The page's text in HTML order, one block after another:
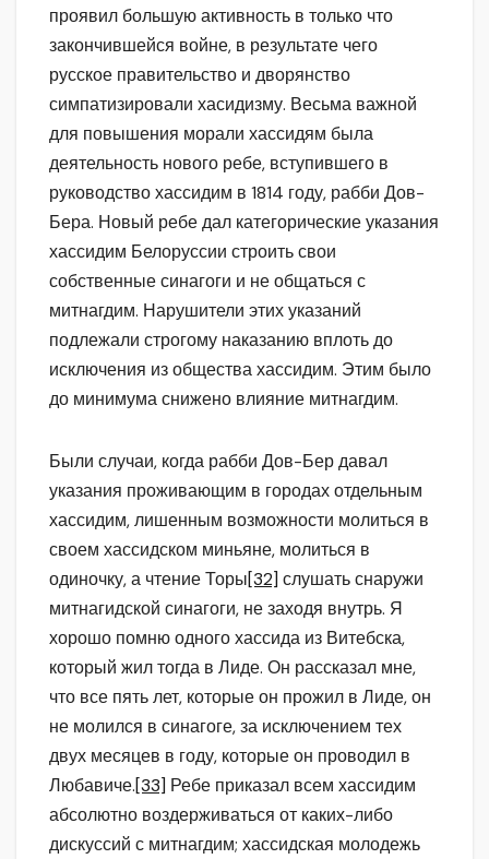
проявил большую активность в только что
закончившейся войне, в результате чего
русское правительство и дворянство
симпатизировали хасидизму. Весьма важной
для повышения морали хассидям была
деятельность нового ребе, вступившего в
руководство хассидим в 1814 году, рабби Дов-
Бера. Новый ребе дал категорические указания
хассидим Белоруссии строить свои
собственные синагоги и не общаться с
митнагдим. Нарушители этих указаний
подлежали строгому наказанию вплоть до
исключения из общества хассидим. Этим было
до минимума снижено влияние митнагдим.
Были случаи, когда рабби Дов-Бер давал
указания проживающим в городах отдельным
хассидим, лишенным возможности молиться в
своем хассидском миньяне, молиться в
одиночку, а чтение Торы[32] слушать снаружи
митнагидской синагоги, не заходя внутрь. Я
хорошо помню одного хассида из Витебска,
который жил тогда в Лиде. Он рассказал мне,
что все пять лет, которые он прожил в Лиде, он
не молился в синагоге, за исключением тех
двух месяцев в году, которые он проводил в
Любавиче.[33] Ребе приказал всем хассидим
абсолютно воздерживаться от каких-либо
дискуссий с митнагдим; хассидская молодежь